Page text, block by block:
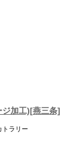
ジ加工)[燕三条]
トラリー